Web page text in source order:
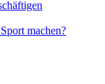
machen?